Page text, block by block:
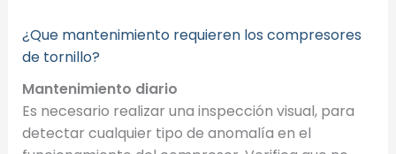
¿Que mantenimiento requieren los compresores
de tornillo?
Mantenimiento diario
Es necesario realizar una inspección visual, para
detectar cualquier tipo de anomalía en el